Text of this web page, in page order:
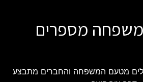
מספרים
מטעם המשפחה והחברים מתבצע